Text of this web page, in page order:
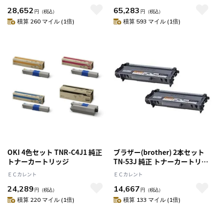
28,652 円 （税込）
積算 260 マイル (1倍)
65,283 円 （税込）
積算 593 マイル (1倍)
OKI 4色セット TNR-C4J1 純正
トナーカートリッジ
ＥＣカレント
24,289 円 （税込）
積算 220 マイル (1倍)
ブラザー(brother) 2本セット
TN-53J 純正 トナーカートリッ
ジ Sサイズ
ＥＣカレント
14,667 円 （税込）
積算 133 マイル (1倍)